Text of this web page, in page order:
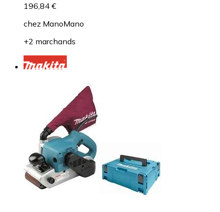
196,84 €
chez ManoMano
+2 marchands